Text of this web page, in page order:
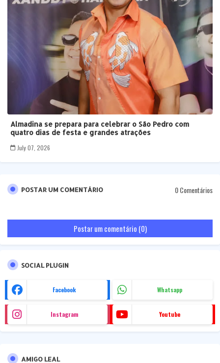
Almadina se prepara para celebrar o São Pedro com
quatro dias de festa e grandes atrações
July 07, 2026
POSTAR UM COMENTÁRIO 0 Comentários
Postar um comentário (0)
SOCIAL PLUGIN
Facebook Whatsapp
Instagram Youtube
AMIGO LEAL